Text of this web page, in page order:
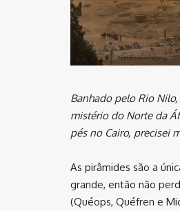
Banhado pelo Rio
mistério do Norte da
pés no Cairo, precisei
As pirâmides são a
grande, então não
(Quéops, Quéfren e